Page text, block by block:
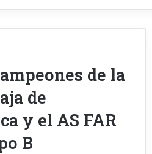
de la
de
y el AS FAR
B